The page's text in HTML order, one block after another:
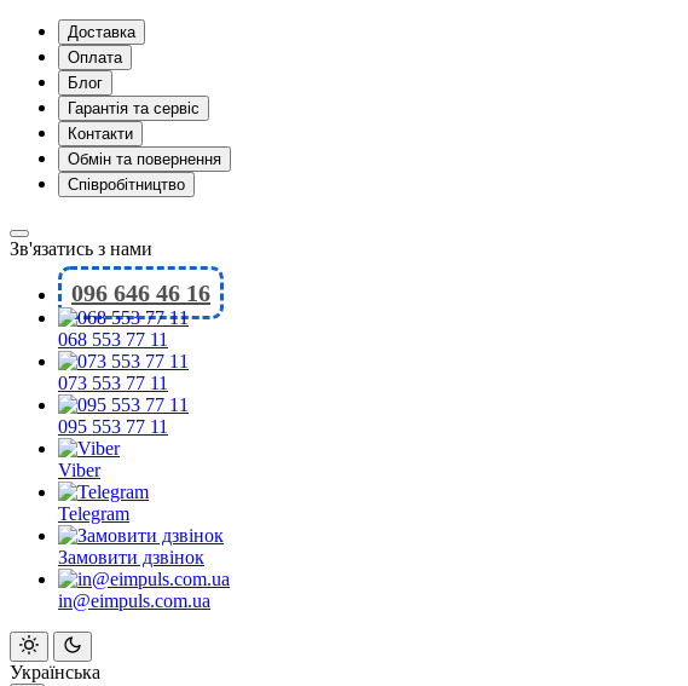
Доставка
Оплата
Блог
Гарантія та сервіс
Контакти
Обмін та повернення
Співробітництво
Зв'язатись з нами
096 646 46 16
068 553 77 11
073 553 77 11
095 553 77 11
Viber
Telegram
Замовити дзвінок
in@eimpuls.com.ua
Українська